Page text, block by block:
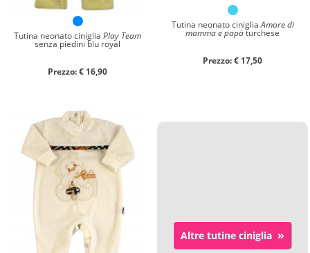
Tutina neonato ciniglia Play Team
senza piedini blu royal
Prezzo: € 16,90
Tutina neonato cinigliaAmore di
mamma e papàturchese
Prezzo: € 17,50
Altre tutine ciniglia »